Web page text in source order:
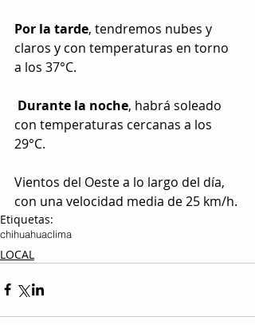
Por la tarde, tendremos nubes y
claros y con temperaturas en torno
a los 37°C.
Durante la noche, habrá soleado
con temperaturas cercanas a los
29°C.
Vientos del Oeste a lo largo del día,
con una velocidad media de 25 km/h.
Etiquetas:
chihuahuaclima
LOCAL